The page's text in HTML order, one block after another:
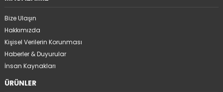
Bize Ulaşın
Hakkımızda
Kişisel Verilerin Korunması
Haberler & Duyurular
İnsan Kaynakları
ÜRÜNLER